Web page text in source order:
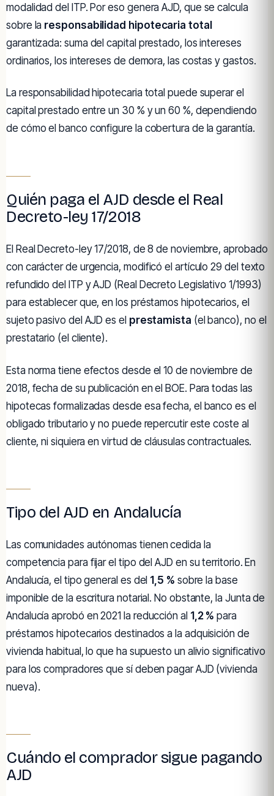
modalidad del ITP. Por eso genera AJD, que se calcula
sobre la responsabilidad hipotecaria total
garantizada: suma del capital prestado, los intereses
ordinarios, los intereses de demora, las costas y gastos.
La responsabilidad hipotecaria total puede superar el
capital prestado entre un 30 % y un 60 %, dependiendo
de cómo el banco configure la cobertura de la garantía.
Quién paga el AJD desde el Real
Decreto-ley 17/2018
El Real Decreto-ley 17/2018, de 8 de noviembre, aprobado
con carácter de urgencia, modificó el artículo 29 del texto
refundido del ITP y AJD (Real Decreto Legislativo 1/1993)
para establecer que, en los préstamos hipotecarios, el
sujeto pasivo del AJD es el prestamista (el banco), no el
prestatario (el cliente).
Esta norma tiene efectos desde el 10 de noviembre de
2018, fecha de su publicación en el BOE. Para todas las
hipotecas formalizadas desde esa fecha, el banco es el
obligado tributario y no puede repercutir este coste al
cliente, ni siquiera en virtud de cláusulas contractuales.
Tipo del AJD en Andalucía
Las comunidades autónomas tienen cedida la
competencia para fijar el tipo del AJD en su territorio. En
Andalucía, el tipo general es del 1,5 % sobre la base
imponible de la escritura notarial. No obstante, la Junta de
Andalucía aprobó en 2021 la reducción al 1,2 % para
préstamos hipotecarios destinados a la adquisición de
vivienda habitual, lo que ha supuesto un alivio significativo
para los compradores que sí deben pagar AJD (vivienda
nueva).
Cuándo el comprador sigue pagando
AJD